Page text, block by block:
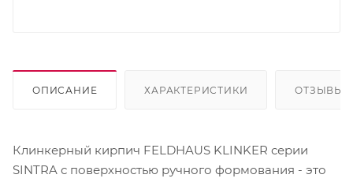
ОПИСАНИЕ ХАРАКТЕРИСТИКИ ОТЗЫВЫ
Клинкерный кирпич FELDHAUS KLINKER серии
SINTRA с поверхностью ручного формования - это